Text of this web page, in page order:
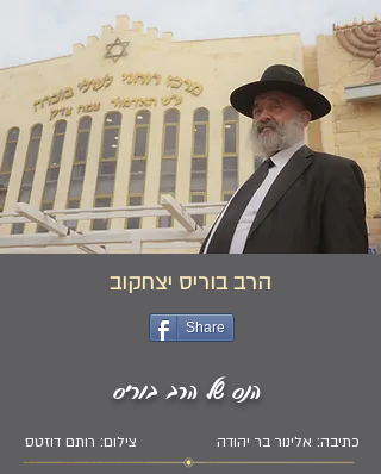
הרב בוריס יצחקוב
Share
הנס של הרב בוריס
צילום: רותם דוזטס כתיבה: אלינור בר יהודה